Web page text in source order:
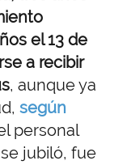
el 13 de
a recibir
, aunque ya
según
personal
jubiló, fue